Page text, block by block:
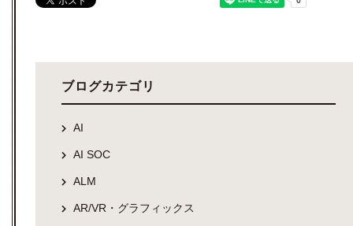
ブログカテゴリ
AI
AI SOC
ALM
AR/VR・グラフィックス